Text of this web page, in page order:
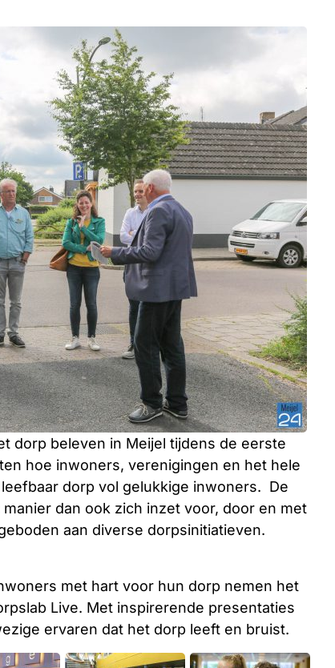
dorp beleven in Meijel tijdens de eerste
hoe inwoners, verenigingen en het hele
dorp vol gelukkige inwoners. De
dan ook zich inzet voor, door en met
aan diverse dorpsinitiatieven.
met hart voor hun dorp nemen het
Live. Met inspirerende presentaties
ervaren dat het dorp leeft en bruist.